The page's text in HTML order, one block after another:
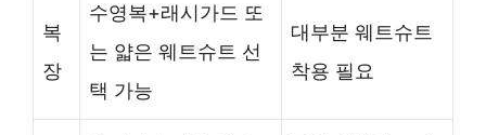
복
장
수영복+래시가드 또
는 얇은 웨트슈트 선
택 가능
대부분 웨트슈트
착용 필요